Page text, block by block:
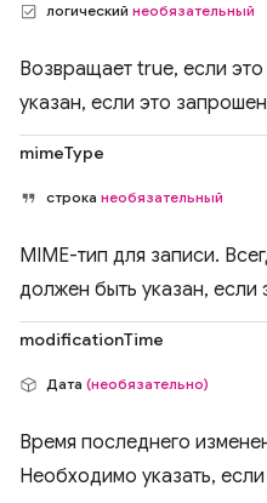
логический необязательный
Возвращает true, если
указан, если это
mimeType
строка необязательный
MIME-тип для записи.
должен быть указан, если
modificationTime
Дата (необязательно)
Время последнего
Необходимо указать, если